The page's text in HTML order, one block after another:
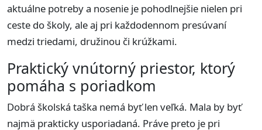
aktuálne potreby a nosenie je pohodlnejšie nielen pri
ceste do školy, ale aj pri každodennom presúvaní
medzi triedami, družinou či krúžkami.
Praktický vnútorný priestor, ktorý
pomáha s poriadkom
Dobrá školská taška nemá byť len veľká. Mala by byť
najmä prakticky usporiadaná. Práve preto je pri